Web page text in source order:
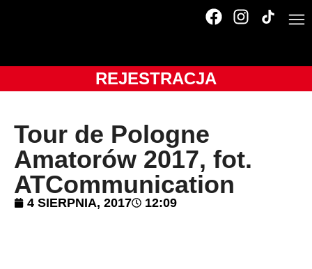
REJESTRACJA
Tour de Pologne
Amatorów 2017, fot.
ATCommunication
4 SIERPNIA, 2017 12:09